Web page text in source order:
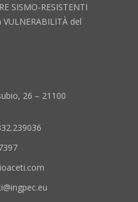
SISMO-RESISTENTI
del
26 – 21100